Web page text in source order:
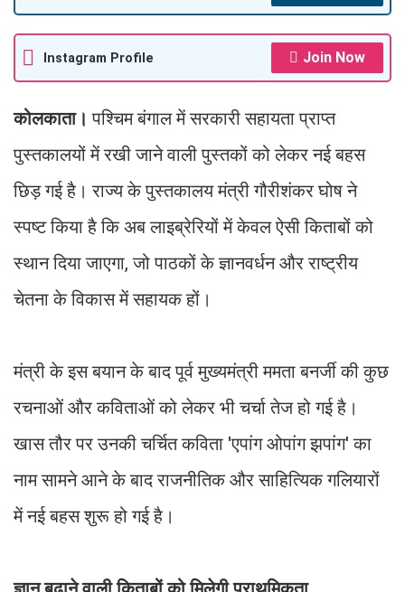
Instagram Profile Join Now
कोलकाता। पश्चिम बंगाल में सरकारी सहायता प्राप्त
पुस्तकालयों में रखी जाने वाली पुस्तकों को लेकर नई बहस
छिड़ गई है। राज्य के पुस्तकालय मंत्री गौरीशंकर घोष ने
स्पष्ट किया है कि अब लाइब्रेरियों में केवल ऐसी किताबों को
स्थान दिया जाएगा, जो पाठकों के ज्ञानवर्धन और राष्ट्रीय
चेतना के विकास में सहायक हों।
मंत्री के इस बयान के बाद पूर्व मुख्यमंत्री ममता बनर्जी की कुछ
रचनाओं और कविताओं को लेकर भी चर्चा तेज हो गई है।
खास तौर पर उनकी चर्चित कविता 'एपांग ओपांग झपांग' का
नाम सामने आने के बाद राजनीतिक और साहित्यिक गलियारों
में नई बहस शुरू हो गई है।